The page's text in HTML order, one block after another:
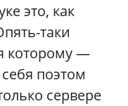
это, как
таки
которому —
поэтом
сервере